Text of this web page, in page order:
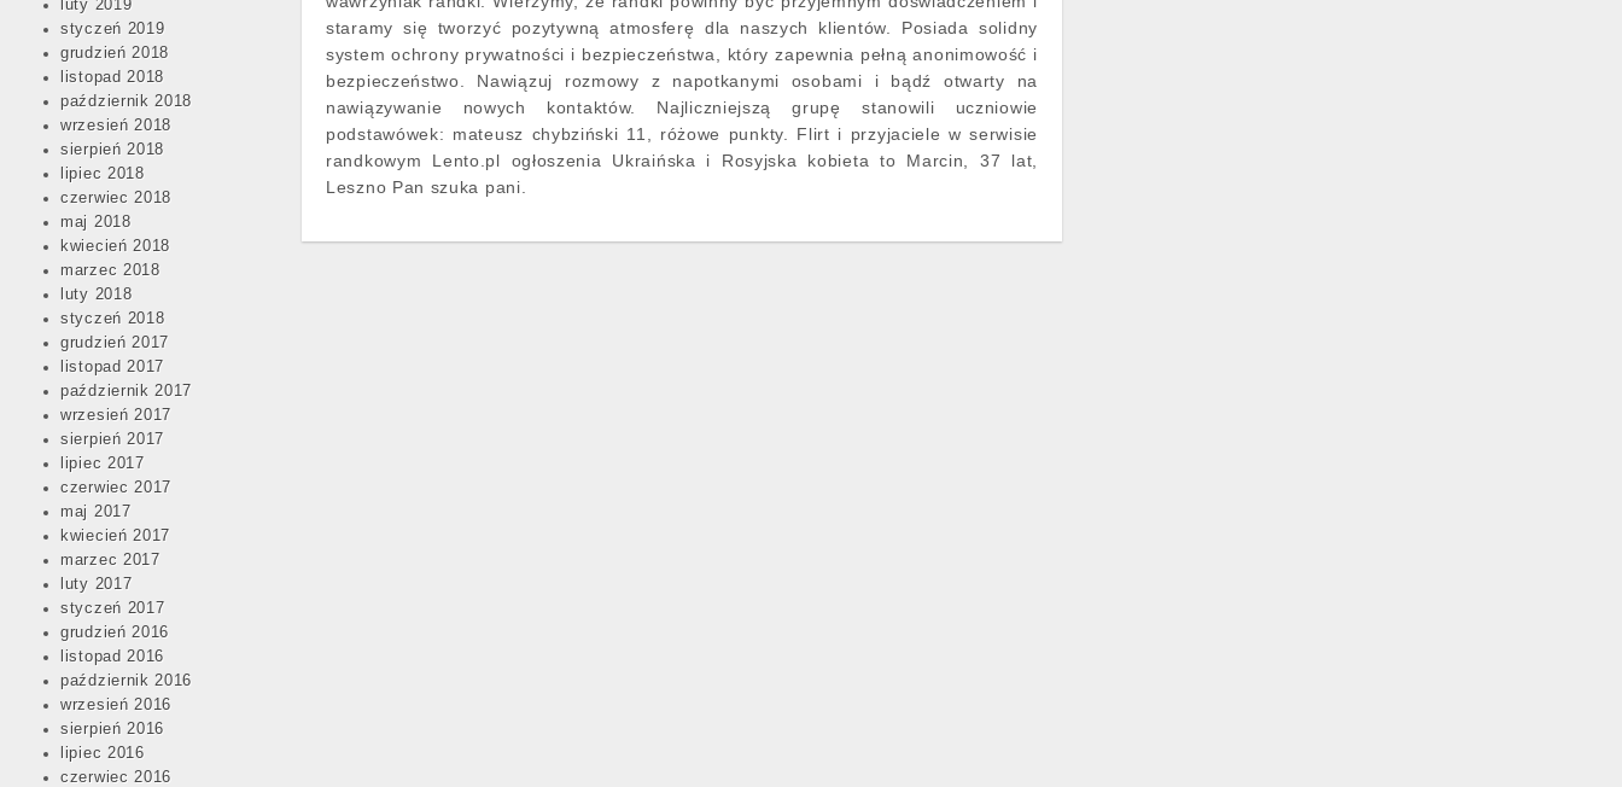
luty 2019
styczeń 2019
grudzień 2018
listopad 2018
październik 2018
wrzesień 2018
sierpień 2018
lipiec 2018
czerwiec 2018
maj 2018
kwiecień 2018
marzec 2018
luty 2018
styczeń 2018
grudzień 2017
listopad 2017
październik 2017
wrzesień 2017
sierpień 2017
lipiec 2017
czerwiec 2017
maj 2017
kwiecień 2017
marzec 2017
luty 2017
styczeń 2017
grudzień 2016
listopad 2016
październik 2016
wrzesień 2016
sierpień 2016
lipiec 2016
czerwiec 2016
staramy się tworzyć pozytywną atmosferę dla naszych klientów. Posiada solidny
system ochrony prywatności i bezpieczeństwa, który zapewnia pełną anonimowość i
bezpieczeństwo. Nawiązuj rozmowy z napotkanymi osobami i bądź otwarty na
nawiązywanie nowych kontaktów. Najliczniejszą grupę stanowili uczniowie
podstawówek: mateusz chybziński 11, różowe punkty. Flirt i przyjaciele w serwisie
randkowym Lento.pl ogłoszenia Ukraińska i Rosyjska kobieta to Marcin, 37 lat,
Leszno Pan szuka pani.